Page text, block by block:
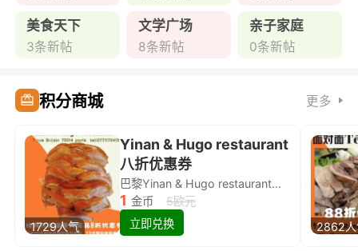
美食天下
3条新帖
文学广场
8条新帖
亲子家庭
0条新帖
积分商城 更多
1729人气
Yinan & Hugo restaurant
八折优惠券
巴黎Yinan & Hugo restaurant除简餐类全场8折
1 金币
5欧元
立即兑换
2862